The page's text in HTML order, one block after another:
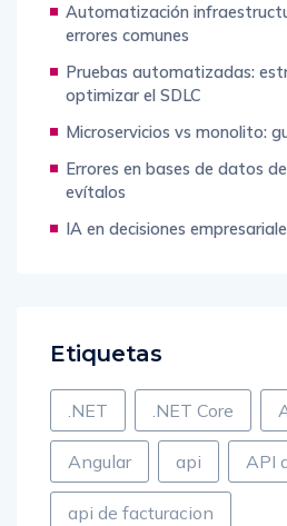
Automatización
errores comunes
Pruebas automatizadas:
optimizar el SDLC
Microservicios vs monolito:
Errores en bases de datos
evítalos
IA en decisiones
Etiquetas
.NET .NET Core
Angular api API
api de facturacion